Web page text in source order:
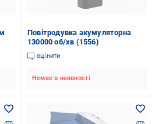
Повітродувка акумуляторна
130000 об/хв (1556)
оцінити
Немає в наявності